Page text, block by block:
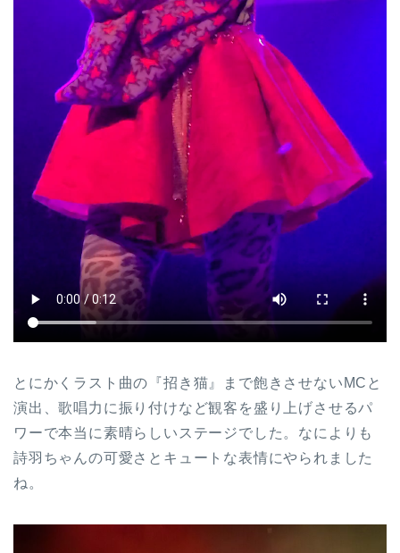
とにかくラスト曲の『招き猫』まで飽きさせないMCと
演出、歌唱力に振り付けなど観客を盛り上げさせるパ
ワーで本当に素晴らしいステージでした。なによりも
詩羽ちゃんの可愛さとキュートな表情にやられました
ね。